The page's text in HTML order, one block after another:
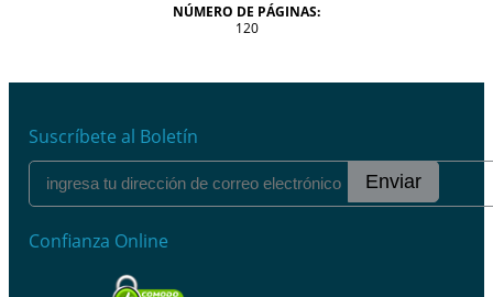
NÚMERO DE PÁGINAS:
120
Suscríbete al Boletín
Enviar
Confianza Online